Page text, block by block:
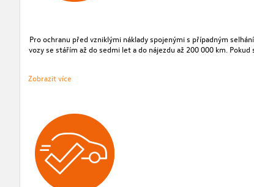
Pro ochranu před vzniklými náklady spojenými s případným
vozy se stářím až do sedmi let a do nájezdu až 200 000 km.
Zobrazit více